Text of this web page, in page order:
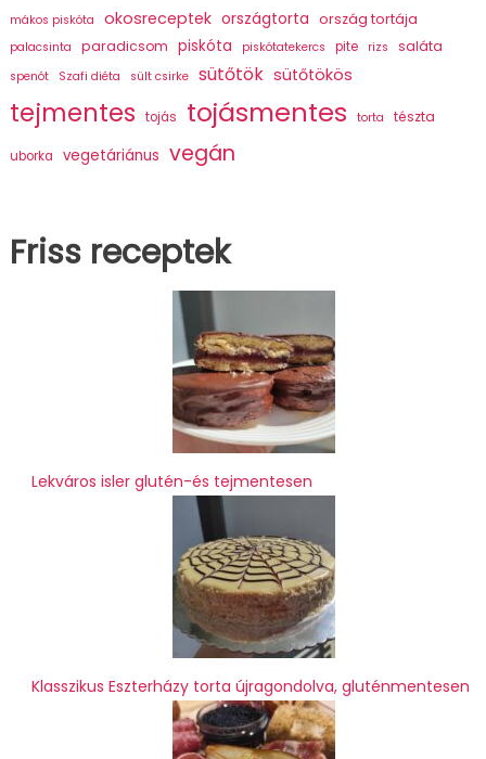
mákos piskóta okosreceptek országtorta ország tortája
palacsinta paradicsom piskóta piskótatekercs pite rizs saláta
spenót Szafi diéta sült csirke sütőtök sütőtökös
tejmentes tojás tojásmentes torta tészta
uborka vegetáriánus vegán
Friss receptek
Lekváros isler glutén-és tejmentesen
Klasszikus Eszterházy torta újragondolva, gluténmentesen